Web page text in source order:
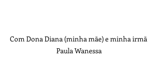
Com Dona Diana (minha mãe) e minha irmã
Paula Wanessa